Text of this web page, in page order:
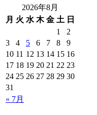
2026年8月
月 火 水 木 金 土 日
« 7月
1
2
3
4 5 6 7 8
9
10 11 12 13 14 15 16
17 18 19 20 21 22 23
24 25 26 27 28 29 30
31